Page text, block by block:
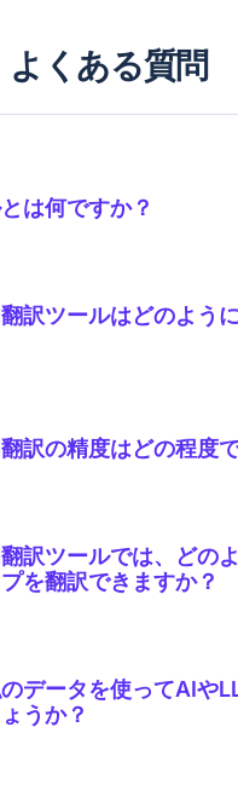
よくある質問
は何ですか？
なデータセットとニューラル
法、文構造を理解し、時間の
訳ツールはどのよう
し、正確で文脈に即した翻訳
リックでAI操作を実行でき
に、より多くのAI駆動型ツ
。
訳の精度はどの程度
習することで、LocalizeのAI
頼性が高く、文脈に即した適
訳ツールでは、どの
を翻訳できますか？
模に翻訳できます。
データを使ってAIや
うか？